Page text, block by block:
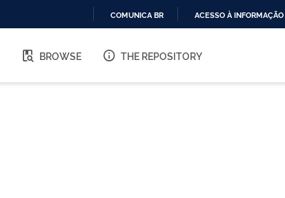
O
COMUNICA BR ACESSO À INFORMAÇÃO
BROWSE THE REPOSITORY